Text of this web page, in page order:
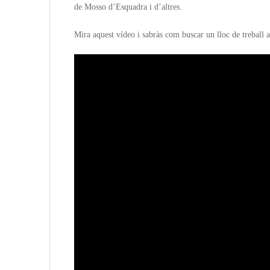
de Mosso d’Esquadra i d’altres.
Mira aquest vídeo i sabràs com buscar un lloc de